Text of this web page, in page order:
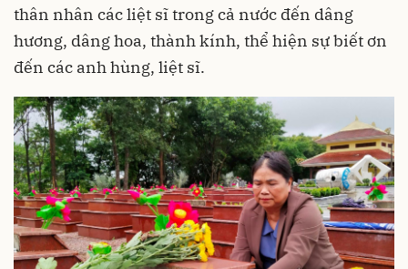
thân nhân các liệt sĩ trong cả nước đến dâng
hương, dâng hoa, thành kính, thể hiện sự biết ơn
đến các anh hùng, liệt sĩ.